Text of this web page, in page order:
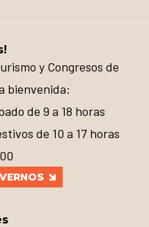
y Congresos de
bienvenida:
de 9 a 18 horas
de 10 a 17 horas